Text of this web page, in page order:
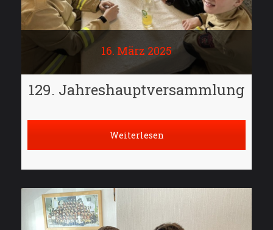
16. März 2025
129. Jahreshauptversammlung
Weiterlesen